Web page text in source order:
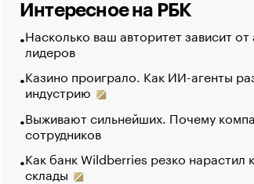
Интересное на РБК
Насколько ваш авторитет зависит
лидеров
Казино проиграло. Как ИИ-агенты
индустрию
Выживают сильнейших. Почему
сотрудников
Как банк Wildberries резко нарастил
склады